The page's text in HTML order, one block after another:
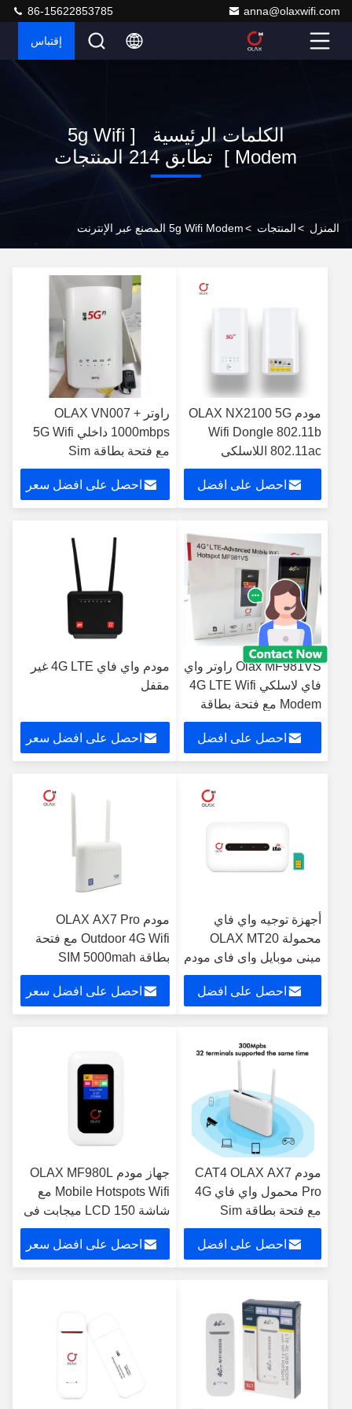
anna@olaxwifi.com
86-15622853785
إقتباس
الكلمات الرئيسية [ 5g Wifi
Modem ] تطابق 214 المنتجات
المنزل >المنتجات >5g Wifi Modem المصنع عبر الإنترنت
مودم OLAX NX2100 5G
Wifi Dongle 802.11b
802.11ac اللاسلكي
احصل على افضل
راوتر OLAX VN007 +
1000mbps داخلي 5G Wifi
مع فتحة بطاقة Sim
احصل على افضل سعر
Olax MF981VS راوتر واي
فاي لاسلكي 4G LTE Wifi
Modem مع فتحة بطاقة
Sim 150Mbps
احصل على افضل
مودم واي فاي 4G LTE غير
مقفل
احصل على افضل سعر
أجهزة توجيه واي فاي
محمولة OLAX MT20
ميني موبايل واي فاي مودم
150Mbps مع بطاقة Sim
احصل على افضل
مودم OLAX AX7 Pro
Outdoor 4G Wifi مع فتحة
بطاقة SIM 5000mah
300mbps
احصل على افضل سعر
مودم CAT4 OLAX AX7
Pro محمول واي فاي 4G
مع فتحة بطاقة Sim
احصل على افضل
جهاز مودم OLAX MF980L
Mobile Hotspots Wifi مع
شاشة LCD 150 ميجابت في
الثانية
احصل على افضل سعر